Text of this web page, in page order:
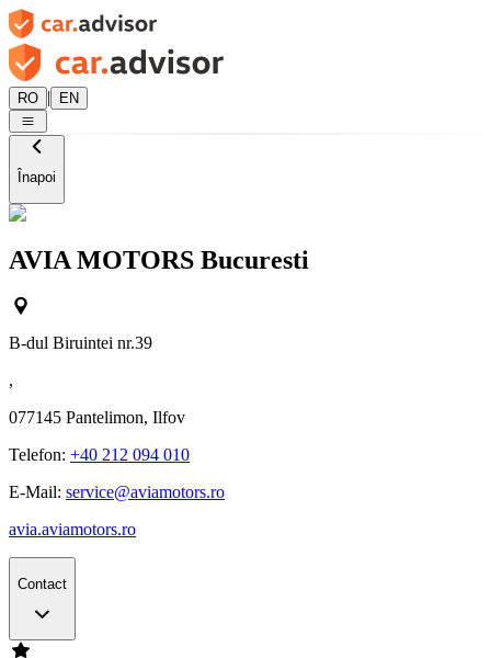
RO | EN
Înapoi
AVIA MOTORS Bucuresti
B-dul Biruintei nr.39
,
077145 Pantelimon, Ilfov
Telefon: +40 212 094 010
E-Mail: service@aviamotors.ro
avia.aviamotors.ro
Contact